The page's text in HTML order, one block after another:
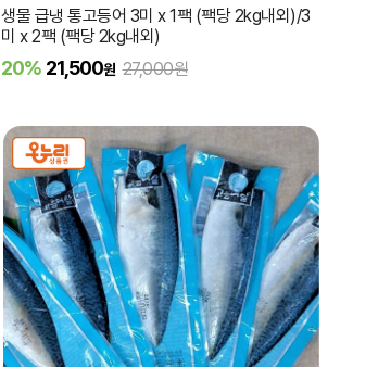
생물 급냉 통고등어 3미 x 1팩 (팩당 2kg내외)/3
미 x 2팩 (팩당 2kg내외)
20% 21,500원 27,000원